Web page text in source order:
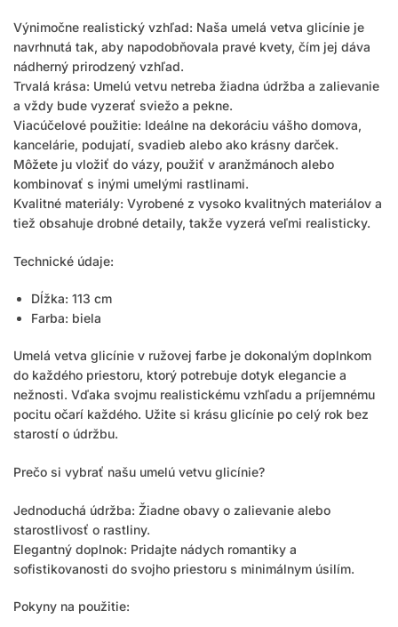
Výnimočne realistický vzhľad: Naša umelá vetva glicínie je
navrhnutá tak, aby napodobňovala pravé kvety, čím jej dáva
nádherný prirodzený vzhľad.
Trvalá krása: Umelú vetvu netreba žiadna údržba a zalievanie
a vždy bude vyzerať sviežo a pekne.
Viacúčelové použitie: Ideálne na dekoráciu vášho domova,
kancelárie, podujatí, svadieb alebo ako krásny darček.
Môžete ju vložiť do vázy, použiť v aranžmánoch alebo
kombinovať s inými umelými rastlinami.
Kvalitné materiály: Vyrobené z vysoko kvalitných materiálov a
tiež obsahuje drobné detaily, takže vyzerá veľmi realisticky.
Technické údaje:
Dĺžka: 113 cm
Farba: biela
Umelá vetva glicínie v ružovej farbe je dokonalým doplnkom
do každého priestoru, ktorý potrebuje dotyk elegancie a
nežnosti. Vďaka svojmu realistickému vzhľadu a príjemnému
pocitu očarí každého. Užite si krásu glicínie po celý rok bez
starostí o údržbu.
Prečo si vybrať našu umelú vetvu glicínie?
Jednoduchá údržba: Žiadne obavy o zalievanie alebo
starostlivosť o rastliny.
Elegantný doplnok: Pridajte nádych romantiky a
sofistikovanosti do svojho priestoru s minimálnym úsilím.
Pokyny na použitie: